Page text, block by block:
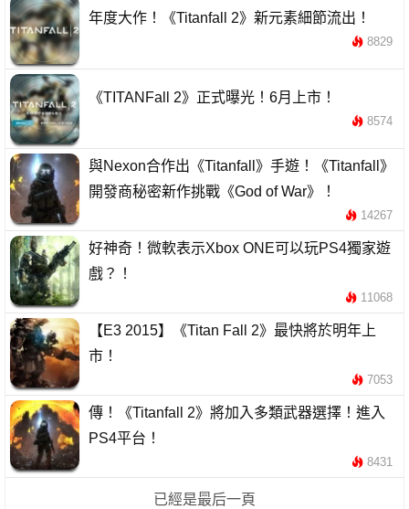
年度大作！《Titanfall 2》新元素細節流出！
8829
《TITANFall 2》正式曝光！6月上市！
8574
與Nexon合作出《Titanfall》手遊！《Titanfall》
開發商秘密新作挑戰《God of War》！
14267
好神奇！微軟表示Xbox ONE可以玩PS4獨家遊
戲？！
11068
【E3 2015】《Titan Fall 2》最快將於明年上
市！
7053
傳！《Titanfall 2》將加入多類武器選擇！進入
PS4平台！
8431
已經是最后一頁